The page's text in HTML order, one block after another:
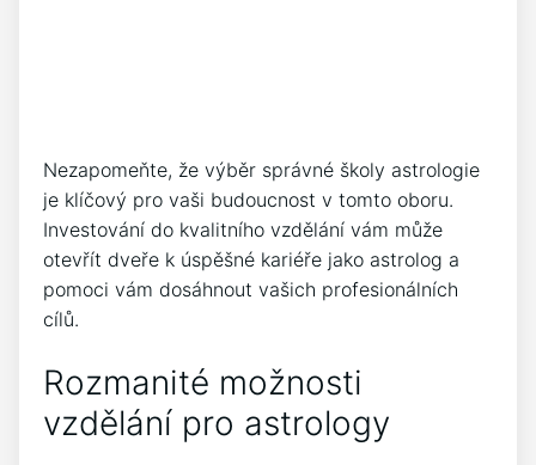
Nezapomeňte, že výběr správné školy astrologie
je klíčový pro vaši budoucnost v tomto oboru.
Investování do kvalitního vzdělání vám může
otevřít dveře k úspěšné kariéře jako astrolog a
pomoci vám dosáhnout vašich profesionálních
cílů.
Rozmanité možnosti
vzdělání pro astrology